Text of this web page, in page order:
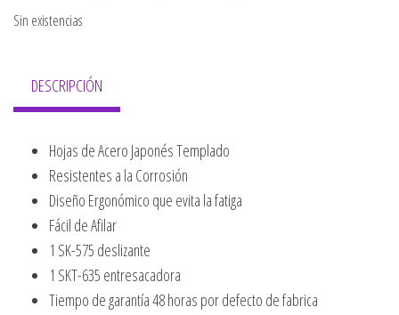
Sin existencias
DESCRIPCIÓN
Hojas de Acero Japonés Templado
Resistentes a la Corrosión
Diseño Ergonómico que evita la fatiga
Fácil de Afilar
1 SK-575 deslizante
1 SKT-635 entresacadora
Tiempo de garantía 48 horas por defecto de fabrica